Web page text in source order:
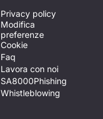
Privacy policy
Modifica
preferenze
Cookie
Faq
Lavora con noi
SA8000Phishing
Whistleblowing